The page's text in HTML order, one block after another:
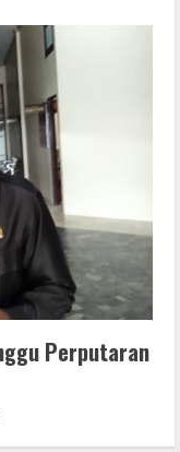
Perputaran